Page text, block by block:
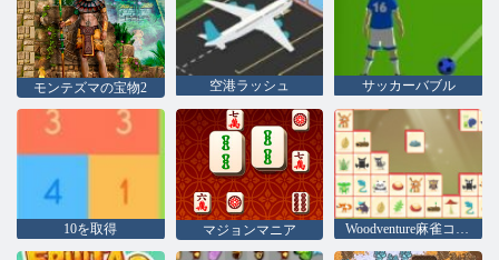
モンテズマの宝物2 空港ラッシュ サッカーバブル
10を取得 マジョンマニア Woodventure麻雀コネクト